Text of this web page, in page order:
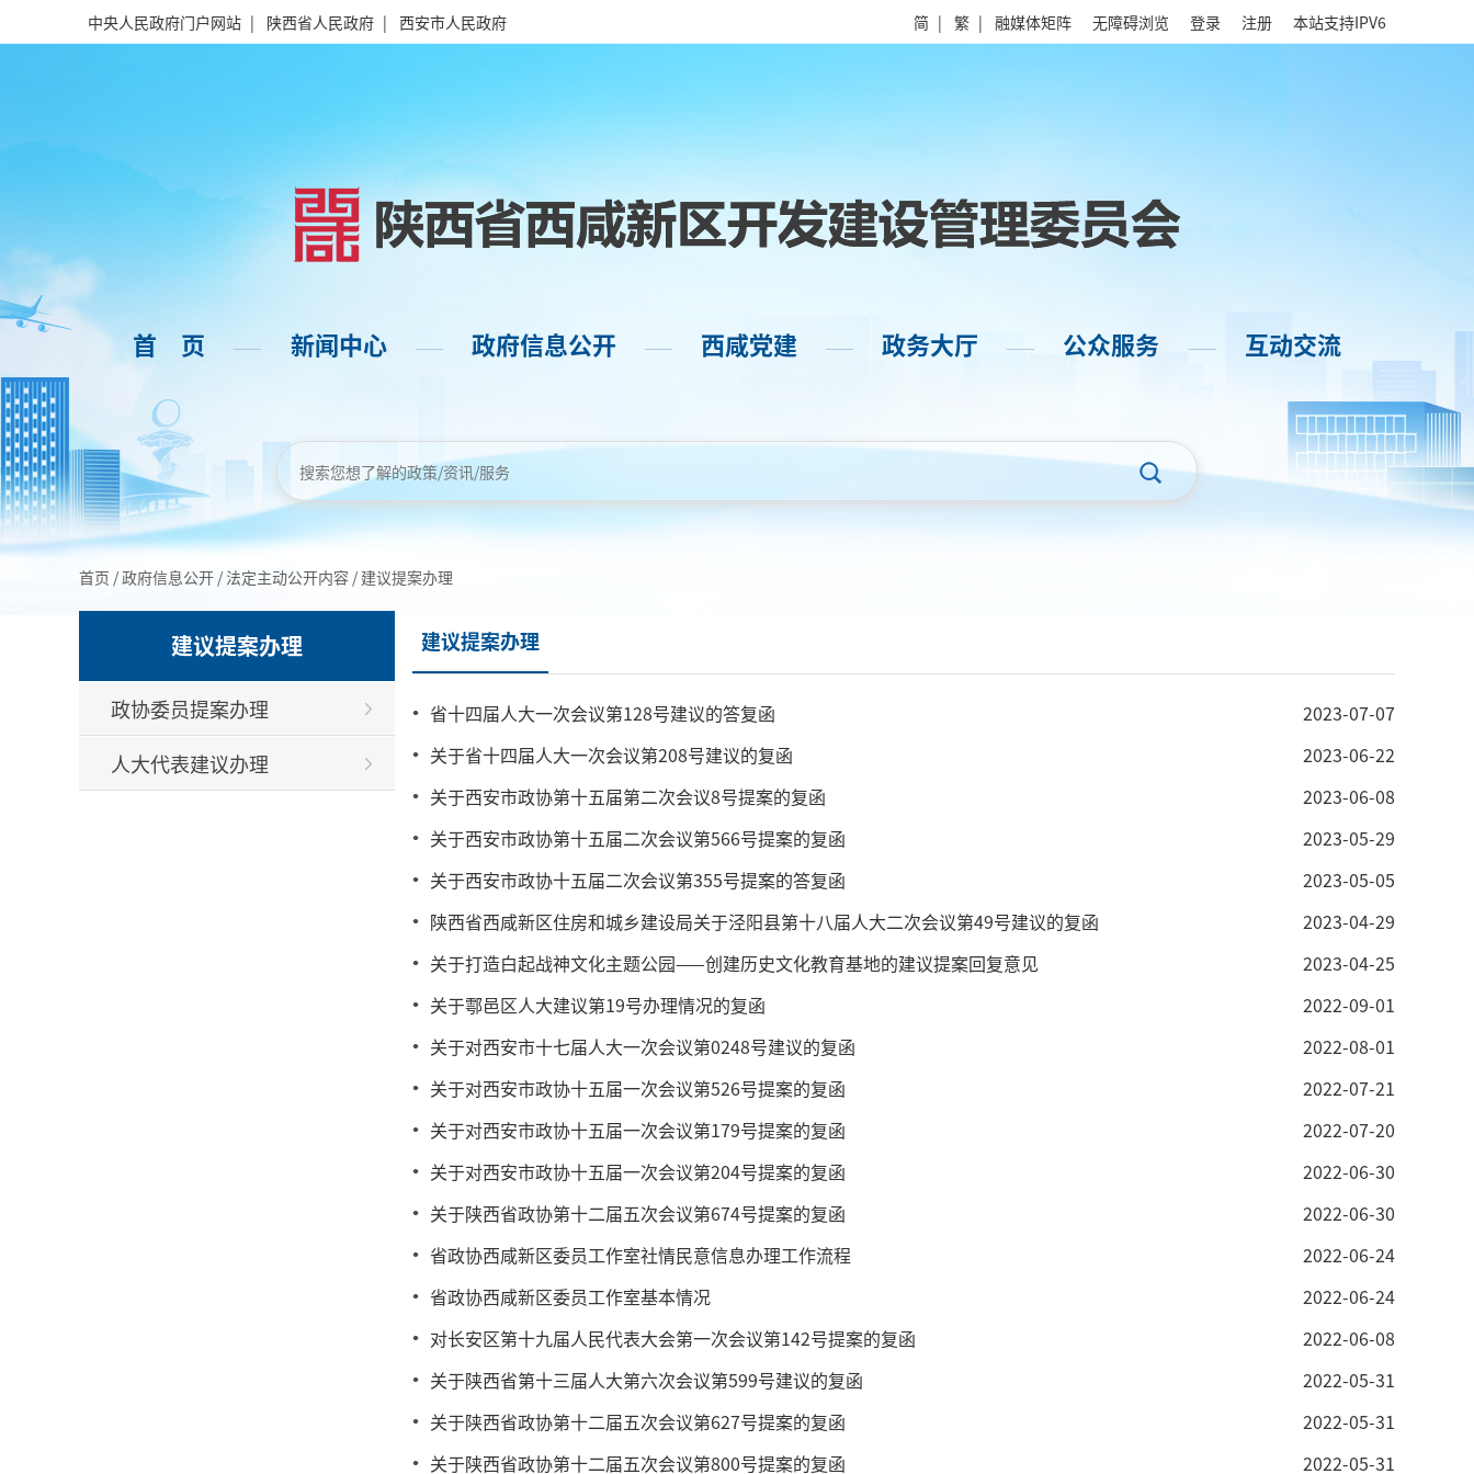
中央人民政府门户网站 | 陕西省人民政府 | 西安市人民政府 简 | 繁 | 融媒体矩阵 无障碍浏览 登录 注册 本站支持IPV6
首 页 —— 新闻中心 —— 政府信息公开 —— 西咸党建 —— 政务大厅 —— 公众服务 —— 互动交流
首页 /政府信息公开 / 法定主动公开内容 / 建议提案办理
建议提案办理
政协委员提案办理
人大代表建议办理
建议提案办理
2023-07-07
省十四届人大一次会议第128号建议的答复函
2023-06-22
关于省十四届人大一次会议第208号建议的复函
2023-06-08
关于西安市政协第十五届第二次会议8号提案的复函
2023-05-29
关于西安市政协第十五届二次会议第566号提案的复函
2023-05-05
关于西安市政协十五届二次会议第355号提案的答复函
2023-04-29
陕西省西咸新区住房和城乡建设局关于泾阳县第十八届人大二次会议第49号建议的复函
2023-04-25
关于打造白起战神文化主题公园——创建历史文化教育基地的建议提案回复意见
2022-09-01
关于鄠邑区人大建议第19号办理情况的复函
2022-08-01
关于对西安市十七届人大一次会议第0248号建议的复函
2022-07-21
关于对西安市政协十五届一次会议第526号提案的复函
2022-07-20
关于对西安市政协十五届一次会议第179号提案的复函
2022-06-30
关于对西安市政协十五届一次会议第204号提案的复函
2022-06-30
关于陕西省政协第十二届五次会议第674号提案的复函
2022-06-24
省政协西咸新区委员工作室社情民意信息办理工作流程
2022-06-24
省政协西咸新区委员工作室基本情况
2022-06-08
对长安区第十九届人民代表大会第一次会议第142号提案的复函
2022-05-31
关于陕西省第十三届人大第六次会议第599号建议的复函
2022-05-31
关于陕西省政协第十二届五次会议第627号提案的复函
2022-05-31
关于陕西省政协第十二届五次会议第800号提案的复函